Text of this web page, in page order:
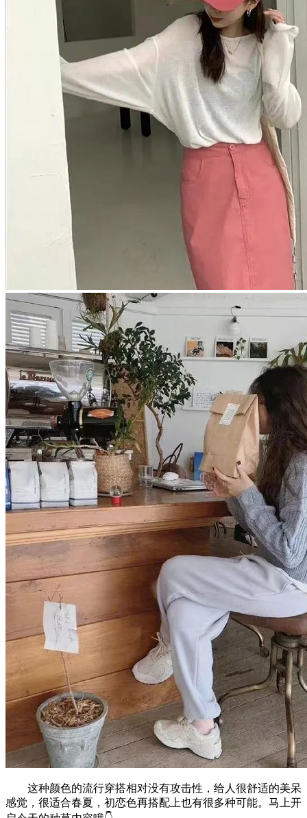
这种颜色的流行穿搭相对没有攻击性，给人很舒适的美呆
感觉，很适合春夏，初恋色再搭配上也有很多种可能。马上开